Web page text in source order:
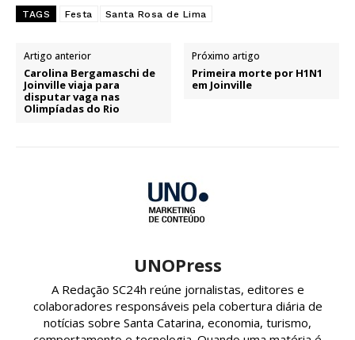
TAGS Festa Santa Rosa de Lima
Artigo anterior
Carolina Bergamaschi de
Joinville viaja para
disputar vaga nas
Olimpíadas do Rio
Próximo artigo
Primeira morte por H1N1
em Joinville
UNOPress
A Redação SC24h reúne jornalistas, editores e
colaboradores responsáveis pela cobertura diária de
notícias sobre Santa Catarina, economia, turismo,